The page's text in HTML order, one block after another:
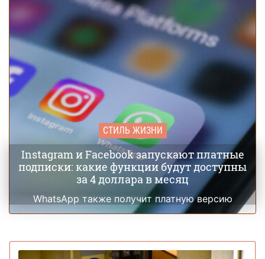
СТИЛЬ ЖИЗНИ
Instagram и Facebook запускают платные
подписки: какие функции будут доступны
за 4 доллара в месяц
WhatsApp также получит платную версию